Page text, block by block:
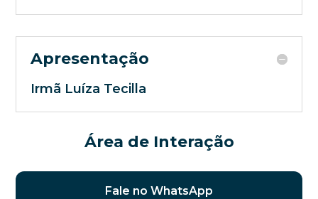
Apresentação
Irmã Luíza Tecilla
Área de Interação
Fale no WhatsApp